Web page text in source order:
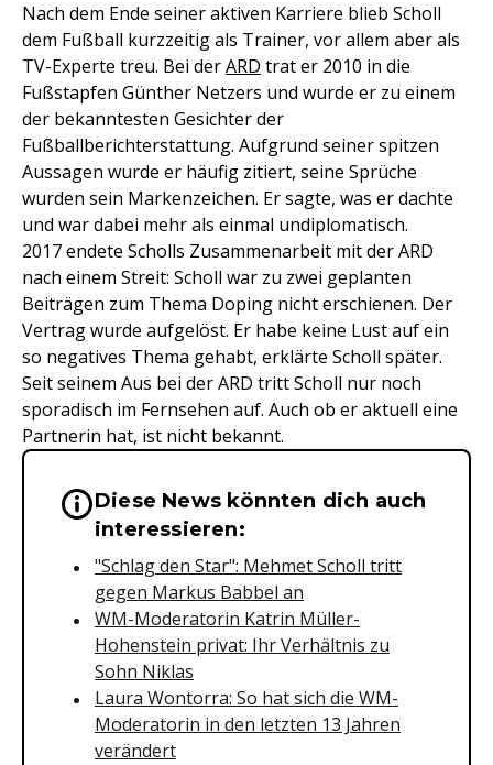
Nach dem Ende seiner aktiven Karriere blieb Scholl
dem Fußball kurzzeitig als Trainer, vor allem aber als
TV-Experte treu. Bei derARD trat er 2010 in die
Fußstapfen Günther Netzers und wurde er zu einem
der bekanntesten Gesichter der
Fußballberichterstattung. Aufgrund seiner spitzen
Aussagen wurde er häufig zitiert, seine Sprüche
wurden sein Markenzeichen. Er sagte, was er dachte
und war dabei mehr als einmal undiplomatisch.
2017 endete Scholls Zusammenarbeit mit der ARD
nach einem Streit: Scholl war zu zwei geplanten
Beiträgen zum Thema Doping nicht erschienen. Der
Vertrag wurde aufgelöst. Er habe keine Lust auf ein
so negatives Thema gehabt, erklärte Scholl später.
Seit seinem Aus bei der ARD tritt Scholl nur noch
sporadisch im Fernsehen auf. Auch ob er aktuell eine
Partnerin hat, ist nicht bekannt.
Wichtige Hinweise &
Diese News könnten dich auch
interessieren:
"Schlag den Star": Mehmet Scholl tritt
gegen Markus Babbel an
WM-Moderatorin Katrin Müller-
Hohenstein privat: Ihr Verhältnis zu
Sohn Niklas
Laura Wontorra: So hat sich die WM-
Moderatorin in den letzten 13 Jahren
verändert